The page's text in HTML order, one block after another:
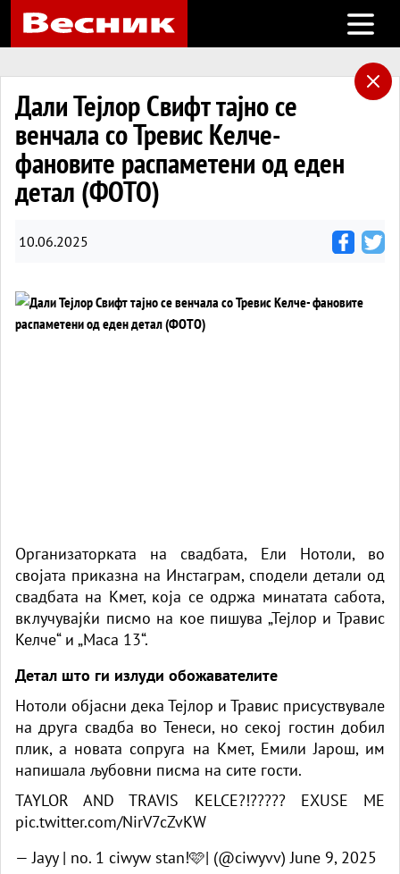
Open
Дали Тејлор Свифт тајно се
венчала со Тревис Келче-
фановите распаметени од еден
детал (ФОТО)
10.06.2025
Организаторката на свадбата, Ели Нотоли, во
својата приказна на Инстаграм, сподели детали од
свадбата на Кмет, која се одржа минатата сабота,
вклучувајќи писмо на кое пишува „Тејлор и Травис
Келче“ и „Маса 13“.
Детал што ги излуди обожавателите
Нотоли објасни дека Тејлор и Травис присуствувале
на друга свадба во Тенеси, но секој гостин добил
плик, а новата сопруга на Кмет, Емили Јарош, им
напишала љубовни писма на сите гости.
TAYLOR AND TRAVIS KELCE?!????? EXUSE ME
pic.twitter.com/NirV7cZvKW
— Jayy | no. 1 ciwyw stan!🩷| (@ciwyvv) June 9, 2025